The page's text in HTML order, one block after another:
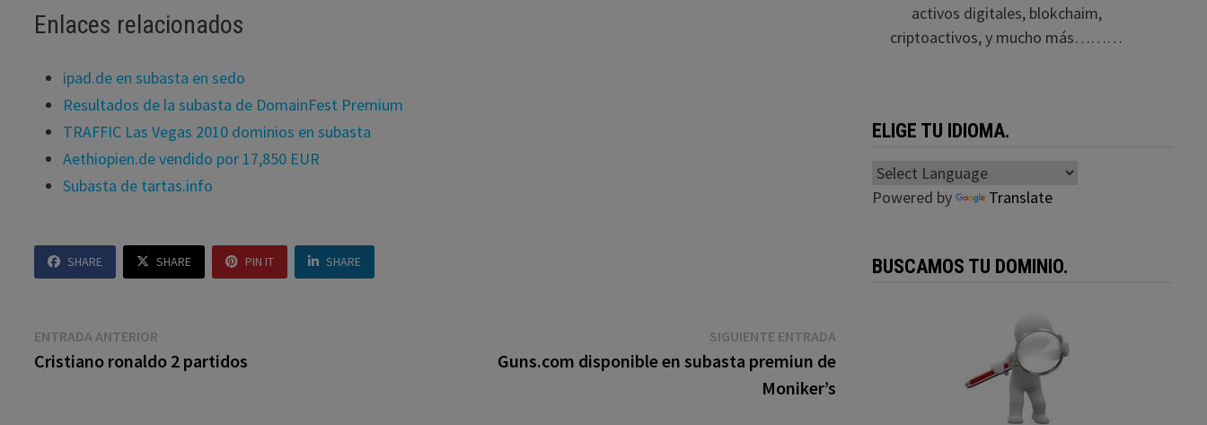
Enlaces relacionados
ipad.de en subasta en sedo
Resultados de la subasta de DomainFest Premium
TRAFFIC Las Vegas 2010 dominios en subasta
Aethiopien.de vendido por 17,850 EUR
Subasta de tartas.info
SHARE SHARE PIN IT SHARE
Navegación
de
ENTRADA ANTERIOR
anterior:
Cristiano ronaldo 2 partidos
SIGUIENTE ENTRADAEntrada
siguiente:
Guns.com disponible en subasta premiun de
Moniker’s
activos digitales, blokchaim,
criptoactivos, y mucho más………
ELIGE TU IDIOMA.
Powered by Translate
BUSCAMOS TU DOMINIO.